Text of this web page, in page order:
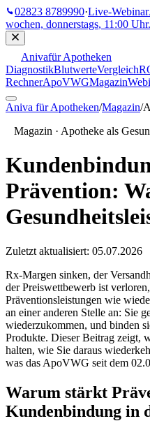
02823 8789990·Live-Webinar
wochen, donnerstags, 11:00 Uhr
Anivafür Apotheken
DiagnostikBlutwerteVergleich
RechnerApoVWGMagazin
Aniva für Apotheken/Magazin/
Magazin · Apotheke als
Prävention:
Zuletzt aktualisiert: 05.07.2026
Rx-Margen sinken, der
der Preiswettbewerb ist
Präventionsleistungen wie
an einer anderen Stelle an: Sie
wiederzukommen, und binden
Produkte. Dieser Beitrag zeigt,
halten, wie Sie daraus
was das ApoVWG seit dem
Warum stärkt
Kundenbindung in